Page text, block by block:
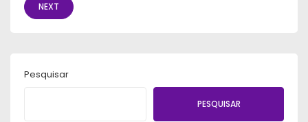
NEXT
Pesquisar
PESQUISAR